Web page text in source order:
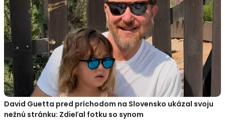
David Guetta pred príchodom na Slovensko ukázal svoju
nežnú stránku: Zdieľal fotku so synom